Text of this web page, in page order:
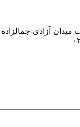
آزادی-جمالزاده